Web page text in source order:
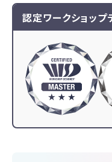
認定ワークショップ